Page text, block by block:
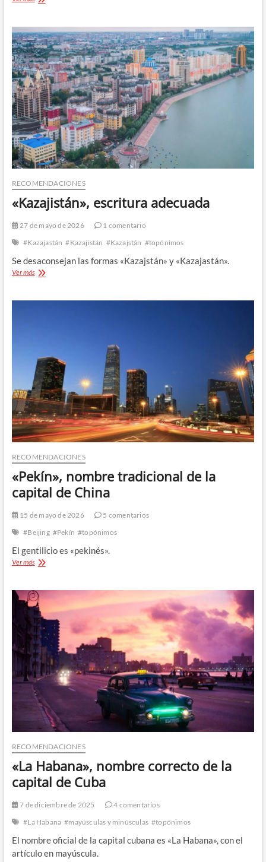
de
«Estados
Unidos»
RECOMENDACIONES
«Kazajistán», escritura adecuada
27 de mayo de 2026
1 comentario
#Kazajastán #Kazajistán #Kazajstán #topónimos
Se desaconsejan las formas «Kazajstán» y «Kazajastán».
Ver más«Kazajistán»,
RECOMENDACIONES
«Pekín», nombre tradicional de la
capital de China
15 de mayo de 2026
5 comentarios
#Beijing #Pekín #topónimos
El gentilicio es «pekinés».
Ver más«Pekín»,
de
la
capital
de
China
RECOMENDACIONES
«La Habana», nombre correcto de la
capital de Cuba
7 de diciembre de 2025
4 comentarios
#La Habana #mayúsculas y minúsculas #topónimos
El nombre oficial de la capital cubana es «La Habana», con el
artículo en mayúscula.